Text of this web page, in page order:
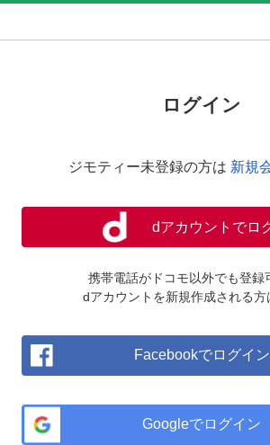
ログイン
ジモティー未登録の方は 新規
dアカウントでロ
携帯電話がドコモ以外でも登録
dアカウントを新規作成される方
Facebookでログイン
Googleでログイン